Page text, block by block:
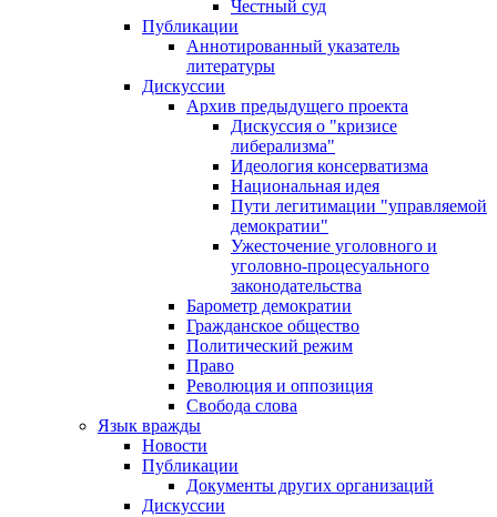
Честный суд
Публикации
Аннотированный указатель
литературы
Дискуссии
Архив предыдущего проекта
Дискуссия о "кризисе
либерализма"
Идеология консерватизма
Национальная идея
Пути легитимации "управляемой
демократии"
Ужесточение уголовного и
уголовно-процесуального
законодательства
Барометр демократии
Гражданское общество
Политический режим
Право
Революция и оппозиция
Свобода слова
Язык вражды
Новости
Публикации
Документы других организаций
Дискуссии